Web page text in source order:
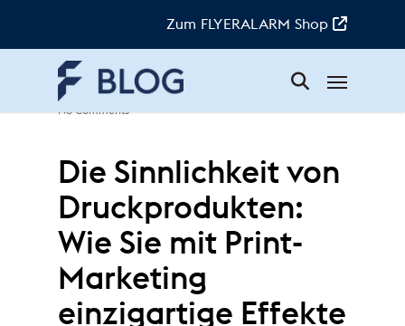
Zum FLYERALARM Shop
Joel | 8. Januar 2020
No Comments
Die Sinnlichkeit von
Druckprodukten:
Wie Sie mit Print-
Marketing
einzigartige Effekte